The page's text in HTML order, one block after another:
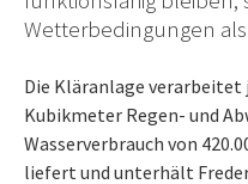
Wetterbedingungen
Die Kläranlage
Kubikmeter Regen- und
Wasserverbrauch von
liefert und unterhält